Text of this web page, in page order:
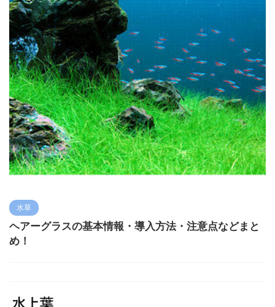
水草
ヘアーグラスの基本情報・導入方法・注意点などまと
め！